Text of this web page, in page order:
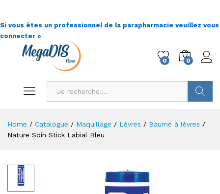
Si vous êtes un professionnel de la parapharmacie veuillez vous
connecter »
0 0
Home / Catalogue / Maquillage / Lèvres / Baume à lèvres /
Nature Soin Stick Labial Bleu